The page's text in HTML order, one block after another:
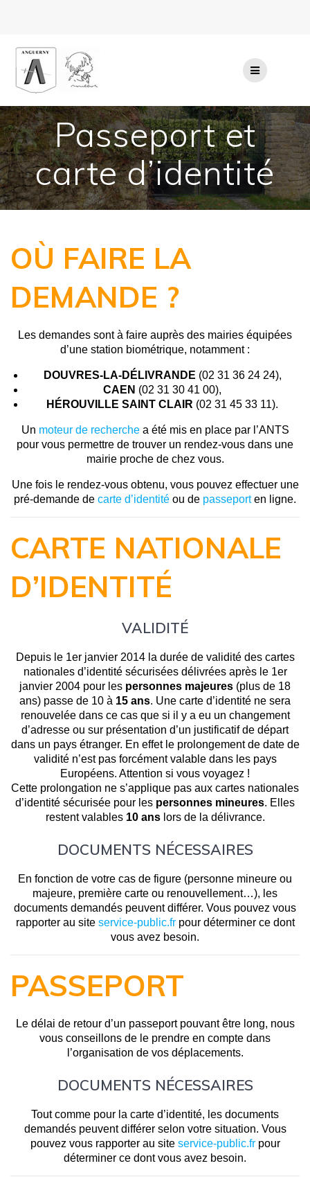
Passeport et
carte d’identité
OÙ FAIRE LA
DEMANDE ?
Les demandes sont à faire auprès des mairies équipées
d’une station biométrique, notamment :
DOUVRES-LA-DÉLIVRANDE (02 31 36 24 24),
CAEN (02 31 30 41 00),
HÉROUVILLE SAINT CLAIR (02 31 45 33 11).
Un moteur de recherchea été mis en place par l’ANTS
pour vous permettre de trouver un rendez-vous dans une
mairie proche de chez vous.
Une fois le rendez-vous obtenu, vous pouvez effectuer une
pré-demande de carte d’identité ou de passeporten ligne.
CARTE NATIONALE
D’IDENTITÉ
VALIDITÉ
Depuis le 1er janvier 2014 la durée de validité des cartes
nationales d’identité sécurisées délivrées après le 1er
janvier 2004 pour les personnes majeures (plus de 18
ans) passe de 10 à 15 ans. Une carte d’identité ne sera
renouvelée dans ce cas que si il y a eu un changement
d’adresse ou sur présentation d’un justificatif de départ
dans un pays étranger. En effet le prolongement de date de
validité n’est pas forcément valable dans les pays
Européens. Attention si vous voyagez !
Cette prolongation ne s’applique pas aux cartes nationales
d’identité sécurisée pour les personnes mineures. Elles
restent valables 10 anslors de la délivrance.
DOCUMENTS NÉCESSAIRES
En fonction de votre cas de figure (personne mineure ou
majeure, première carte ou renouvellement…), les
documents demandés peuvent différer. Vous pouvez vous
rapporter au site service-public.frpour déterminer ce dont
vous avez besoin.
PASSEPORT
Le délai de retour d’un passeport pouvant être long, nous
vous conseillons de le prendre en compte dans
l’organisation de vos déplacements.
DOCUMENTS NÉCESSAIRES
Tout comme pour la carte d’identité, les documents
demandés peuvent différer selon votre situation. Vous
pouvez vous rapporter au site service-public.frpour
déterminer ce dont vous avez besoin.